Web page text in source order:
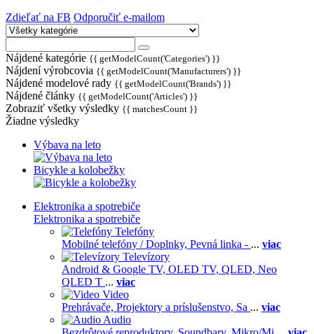
Zdieľať na FB Odporučiť e-mailom
Nájdené kategórie {{ getModelCount('Categories') }}
Nájdení výrobcovia {{ getModelCount('Manufacturers') }}
Nájdené modelové rady {{ getModelCount('Brands') }}
Nájdené články {{ getModelCount('Articles') }}
Zobraziť všetky výsledky {{ matchesCount }}
Žiadne výsledky
Výbava na leto
Bicykle a kolobežky
Elektronika a spotrebiče
Elektronika a spotrebiče
Telefóny
Mobilné telefóny / Doplnky, Pevná linka - ... viac
Televízory
Android & Google TV, OLED TV, QLED, Neo
QLED T ... viac
Video
Prehrávače, Projektory a príslušenstvo, Sa ... viac
Audio